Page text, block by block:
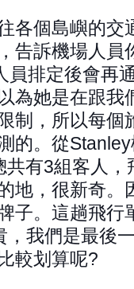
各個島嶼的交
告訴機場人員
員排定後會再
為她是在跟
制，所以每個
的。從
有3組客人
地，很新奇。
子。這趟飛
我們是最後
較划算呢?